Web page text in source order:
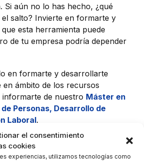
el consentimiento
cookies
experiencias, utilizamos tecnologías como
Si aún no lo has hecho, ¿qué
salto? Invierte en formarte y
esta herramienta puede
de tu empresa podría depender
en formarte y desarrollarte
en ámbito de los recursos
informarte de nuestro Máster en
de Personas, Desarrollo de
Laboral.
Z #GeneraciónY
#MarcaPersonal #RRHH